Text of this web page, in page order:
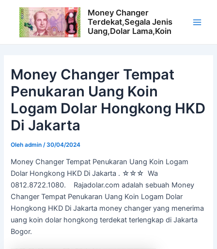
Lewati
konten
Money Changer
Terdekat,Segala Jenis
Uang,Dolar Lama,Koin
M
Money Changer Tempat
Penukaran Uang Koin
Logam Dolar Hongkong HKD
Di Jakarta
Olehadmin /30/04/2024
Money Changer Tempat Penukaran Uang Koin Logam
Dolar Hongkong HKD Di Jakarta . ☆☆☆ Wa
0812.8722.1080. Rajadolar.com adalah sebuah Money
Changer Tempat Penukaran Uang Koin Logam Dolar
Hongkong HKD Di Jakarta money changer yang menerima
uang koin dolar hongkong terdekat terlengkap di Jakarta
Bogor.